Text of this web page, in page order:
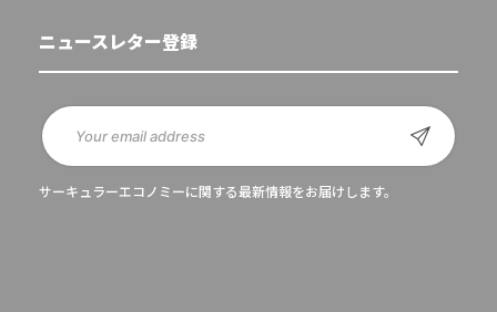
ニュースレター登録
サーキュラーエコノミーに関する最新情報をお届けします。